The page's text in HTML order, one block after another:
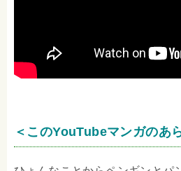
＜このYouTubeマンガのあ